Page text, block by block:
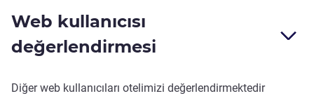
Web kullanıcısı
değerlendirmesi
Diğer web kullanıcıları otelimizi değerlendirmektedir